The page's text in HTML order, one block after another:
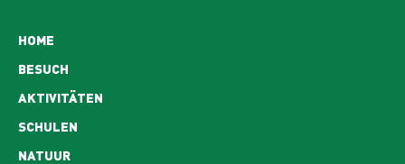
Hoofdnavigatie
HOME
BESUCH
AKTIVITÄTEN
SCHULEN
NATUUR